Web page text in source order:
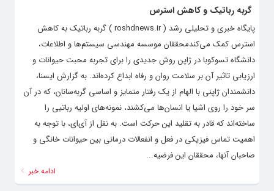
گربه رباتیک و کاهش استرس
پایگاه خبری و تحلیلی رشد ( roshdnews.ir ) گربه رباتیک به کاهش
استرس کمک می‌کندمحققان موسسه مهندسی سیستم‌ها و اطلاعات،
دانشگاه تسوکوبا در ژاپن روش جدیدی را برای تجربه محبت حیوانات و
ارزیابی تاثیر آن بر سلامت روان و رفاه ابداع کرده‌اند. به گزارش ایسنا،
دانشمندان ژاپنی با الهام از یک رفتار متمایز و اساسی گربه‌سانان، که در آن
سر خود را روی اشیا یا انسان‌ها می‌کشند، نمونه‌های اولیه رباتیی را
ساخته‌اند که قادر به تقلید این حرکت است. به نقل از آی‌ای، با توجه به
اهمیت تماس فیزیکی در فعل و انفعالات درمانی بین حیوانات خانگی و
صاحبان آنها، محققان این فرضیه...
ادامه خبر